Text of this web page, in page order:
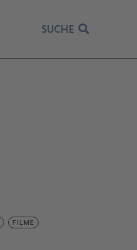
SUCHE
FILME